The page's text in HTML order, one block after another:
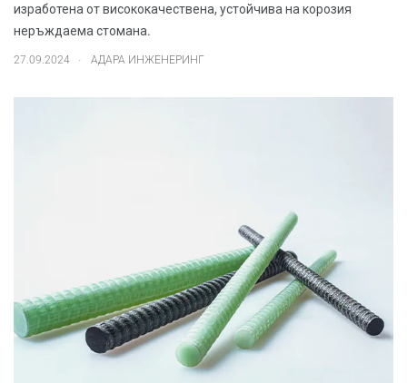
изработена от висококачествена, устойчива на корозия
неръждаема стомана.
27.09.2024 . АДАРА ИНЖЕНЕРИНГ